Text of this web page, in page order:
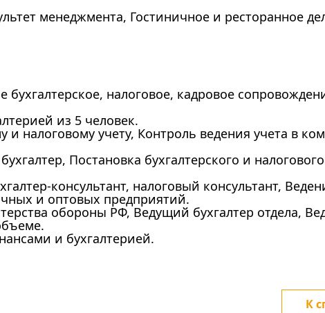
менеджмента, Гостиничное и ресторанное
налоговое, кадровое
из 5 человек.
и налоговому учету, Контроль ведения учета в
Постановка бухгалтерского и
консультант, налоговый консультант,
и оптовых предприятий.
обороны РФ, Ведущий бухгалтер отдела,
и бухгалтерией.
К